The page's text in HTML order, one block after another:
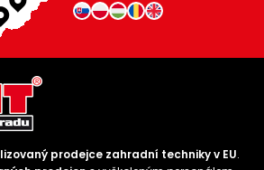
prodejce zahradní techniky v EU.